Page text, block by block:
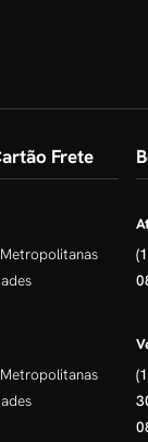
Frete